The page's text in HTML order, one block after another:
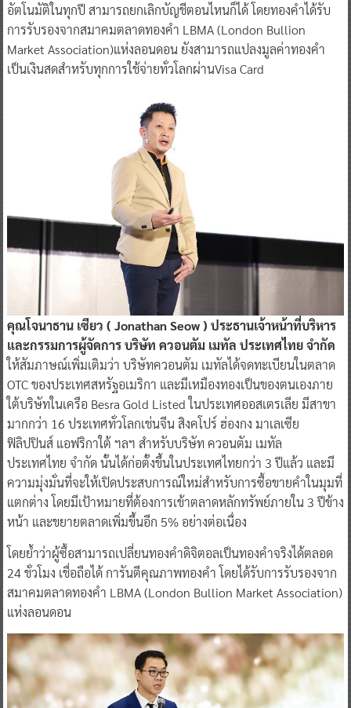
อัตโนมัติในทุกปี สามารถยกเลิกบัญชีตอนไหนก็ได้ โดยทองคำได้รับ
การรับรองจากสมาคมตลาดทองคำ LBMA (London Bullion
Market Association)แห่งลอนดอน ยังสามารถแปลงมูลค่าทองคำ
เป็นเงินสดสำหรับทุกการใช้จ่ายทั่วโลกผ่านVisa Card
คุณโจนาธาน เซียว ( Jonathan Seow ) ประธานเจ้าหน้าที่บริหาร
และกรรมการผู้จัดการ บริษัท ควอนตัม เมทัล ประเทศไทย จำกัด
ให้สัมภาษณ์เพิ่มเติมว่า บริษัทควอนตัม เมทัลได้จดทะเบียนในตลาด
OTC ของประเทศสหรัฐอเมริกา และมีเหมืองทองเป็นของตนเองภาย
ใต้บริษัทในเครือ Besra Gold Listed ในประเทศออสเตรเลีย มีสาขา
มากกว่า 16 ประเทศทั่วโลกเช่นจีน สิงคโปร์ ฮ่องกง มาเลเซีย
ฟิลิปปินส์ แอฟริกาใต้ ฯลฯ สำหรับบริษัท ควอนตัม เมทัล
ประเทศไทย จำกัด นั้นได้ก่อตั้งขึ้นในประเทศไทยกว่า 3 ปีแล้ว และมี
ความมุ่งมั่นที่จะให้เปิดประสบการณ์ใหม่สำหรับการซื้อขายคำในมุมที่
แตกต่าง โดยมีเป้าหมายที่ต้องการเข้าตลาดหลักทรัพย์ภายใน 3 ปีข้าง
หน้า และขยายตลาดเพิ่มขึ้นอีก 5% อย่างต่อเนื่อง
โดยย้ำว่าผู้ซื้อสามารถเปลี่ยนทองคำดิจิตอลเป็นทองคำจริงได้ตลอด
24 ชั่วโมง เชื่อถือได้ การันตีคุณภาพทองคำ โดยได้รับการรับรองจาก
สมาคมตลาดทองคำ LBMA (London Bullion Market Association)
แห่งลอนดอน